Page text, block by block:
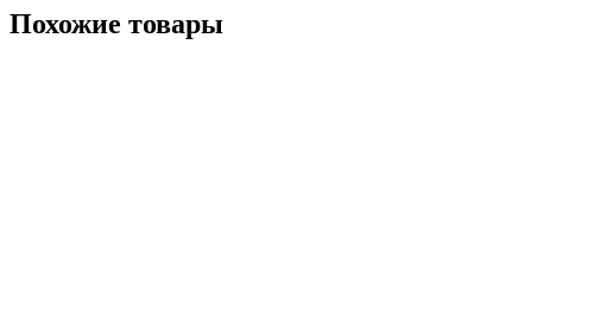
Похожие товары